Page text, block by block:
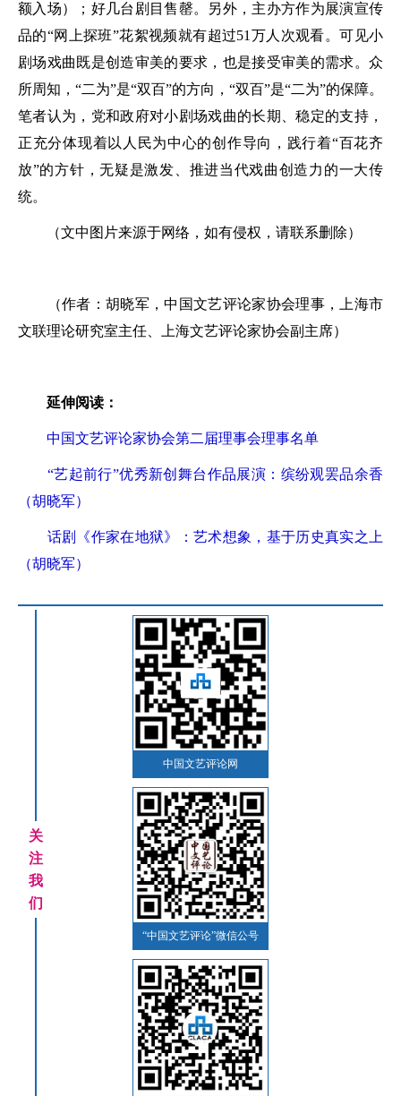
额入场）；好几台剧目售罄。另外，主办方作为展演宣传
品的“网上探班”花絮视频就有超过51万人次观看。可见小
剧场戏曲既是创造审美的要求，也是接受审美的需求。众
所周知，“二为”是“双百”的方向，“双百”是“二为”的保障。
笔者认为，党和政府对小剧场戏曲的长期、稳定的支持，
正充分体现着以人民为中心的创作导向，践行着“百花齐
放”的方针，无疑是激发、推进当代戏曲创造力的一大传
统。
（文中图片来源于网络，如有侵权，请联系删除）
（作者：胡晓军，中国文艺评论家协会理事，上海市
文联理论研究室主任、上海文艺评论家协会副主席）
延伸阅读：
中国文艺评论家协会第二届理事会理事名单
“艺起前行”优秀新创舞台作品展演：缤纷观罢品余香
（胡晓军）
话剧《作家在地狱》：艺术想象，基于历史真实之上
（胡晓军）
关
注
我
们
中国文艺评论网
“中国文艺评论”微信公号